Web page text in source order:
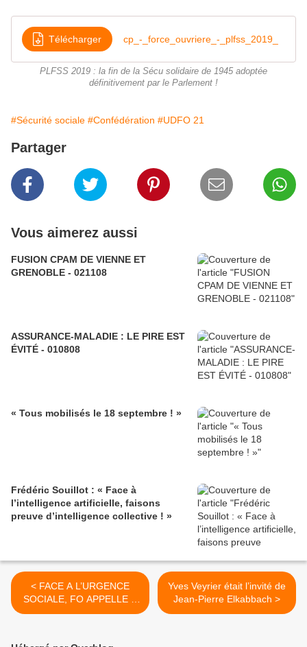
Télécharger cp_-_force_ouvriere_-_plfss_2019_
PLFSS 2019 : la fin de la Sécu solidaire de 1945 adoptée
définitivement par le Parlement !
#Sécurité sociale #Confédération #UDFO 21
Partager
Vous aimerez aussi
FUSION CPAM DE VIENNE ET
GRENOBLE - 021108
ASSURANCE-MALADIE : LE PIRE EST
ÉVITÉ - 010808
« Tous mobilisés le 18 septembre ! »
Frédéric Souillot : « Face à
l’intelligence artificielle, faisons
preuve d’intelligence collective ! »
< FACE A L’URGENCE
SOCIALE, FO APPELLE A
AGIR SUR SES
Yves Veyrier était l’invité de
Jean-Pierre Elkabbach >